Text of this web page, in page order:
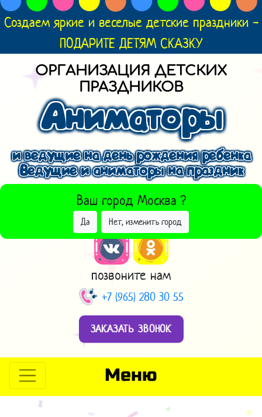
Создаем яркие и веселые детские праздники -
ПОДАРИТЕ ДЕТЯМ СКАЗКУ
ОРГАНИЗАЦИЯ ДЕТСКИХ
ПРАЗДНИКОВ
Аниматоры
и ведущие на день рождения ребенка
Ведущие и аниматоры на праздник
Ваш город Москва ?
Да Нет, изменить город
ВЫБРАТЬ ДРУГОЙ ГОРОД
позвоните нам
+7 (965) 280 30 55
ЗАКАЗАТЬ ЗВОНОК
Меню